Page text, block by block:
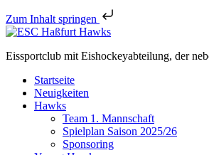
Zum Inhalt springen
Eissportclub mit Eishockeyabteilung, der
Startseite
Neuigkeiten
Hawks
Team 1. Mannschaft
Spielplan Saison 2025/26
Sponsoring